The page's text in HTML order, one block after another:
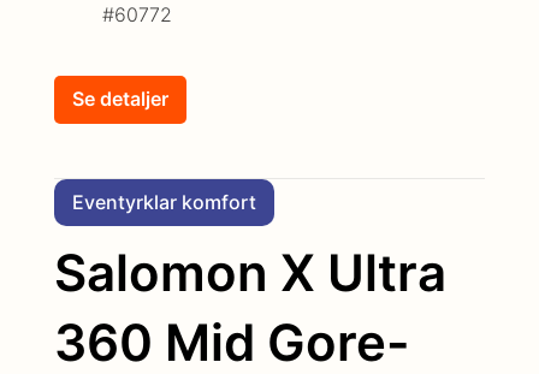
#60772
Se detaljer
Eventyrklar komfort
Salomon X Ultra
360 Mid Gore-